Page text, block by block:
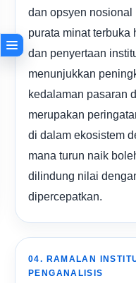
dan opsyen nosional
purata minat terbuka
dan penyertaan
menunjukkan
kedalaman pasaran
merupakan
di dalam ekosistem
mana turun naik
dilindung nilai
dipercepatkan.
04. RAMALAN
PENGANALISIS